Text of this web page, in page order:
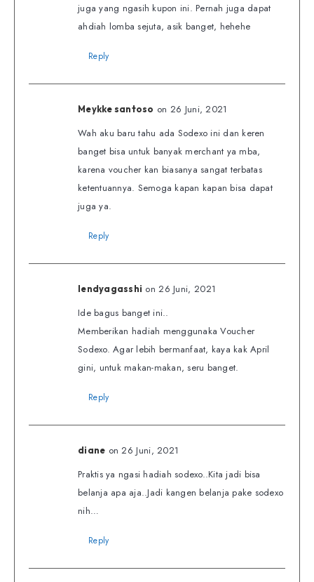
juga yang ngasih kupon ini. Pernah juga dapat
ahdiah lomba sejuta, asik banget, hehehe
Reply
Meykke santoso on 26 Juni, 2021
Wah aku baru tahu ada Sodexo ini dan keren
banget bisa untuk banyak merchant ya mba,
karena voucher kan biasanya sangat terbatas
ketentuannya. Semoga kapan kapan bisa dapat
juga ya.
Reply
lendyagasshi on 26 Juni, 2021
Ide bagus banget ini..
Memberikan hadiah menggunaka Voucher
Sodexo. Agar lebih bermanfaat, kaya kak April
gini, untuk makan-makan, seru banget.
Reply
diane on 26 Juni, 2021
Praktis ya ngasi hadiah sodexo..Kita jadi bisa
belanja apa aja..Jadi kangen belanja pake sodexo
nih…
Reply